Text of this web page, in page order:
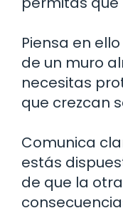
Piensa en
de un muro
necesitas
que crezcan
Comunica
estás
de que la